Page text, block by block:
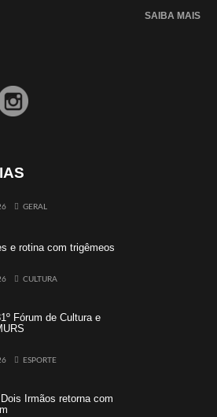
SAIBA MAIS
GERAL
e rotina com trigêmeos
CULTURA
Fórum de Cultura e
ESPORTE
Irmãos retorna com